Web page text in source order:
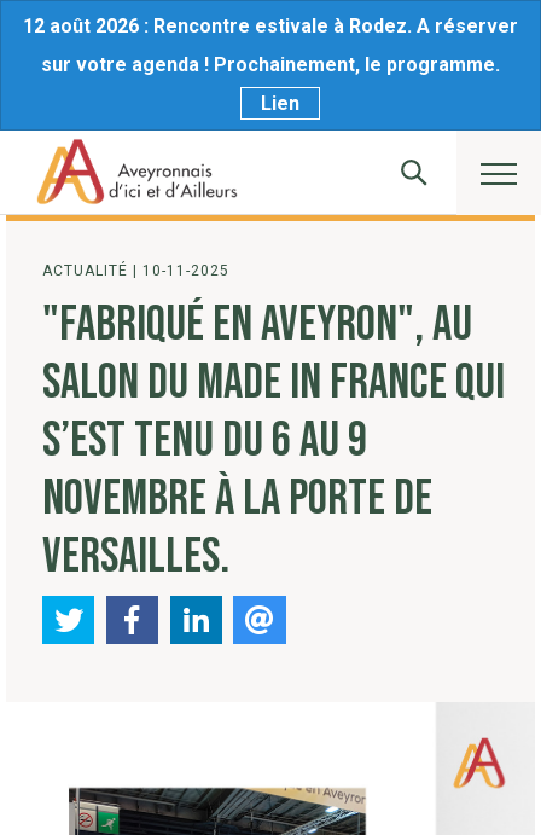
12 août 2026 : Rencontre estivale à Rodez. A réserver
sur votre agenda ! Prochainement, le programme.
Lien
ACTUALITÉ 10-11-2025
"FABRIQUÉ EN AVEYRON", AU
SALON DU MADE IN FRANCE QUI
S’EST TENU DU 6 AU 9
NOVEMBRE À LA PORTE DE
VERSAILLES.